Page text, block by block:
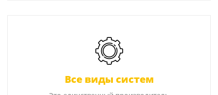
Все виды систем